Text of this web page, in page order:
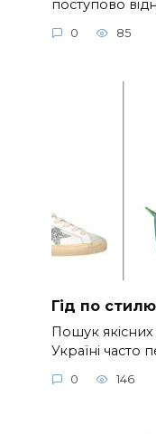
поступово
0 85
Гід по
Пошук
Україні часто
0 146